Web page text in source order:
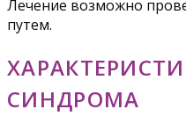
Лечение возможно
путем.
СИНДРОМА